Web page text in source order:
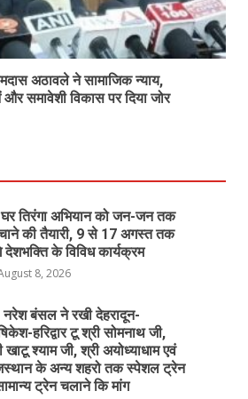
अठावले ने सामाजिक न्याय,
समावेशी विकास पर दिया जोर
तिरंगा अभियान को जन-जन तक
की तैयारी, 9 से 17 अगस्त तक
देशभक्ति के विविध कार्यक्रम
8, 2026
नरेश बंसल ने रखी देहरादून-
हरिद्वार टू श्री सोमनाथ जी,
खाटू श्याम जी, श्री अयोध्याधाम एवं
के अन्य शहरो तक स्पेशल ट्रेन
ट्रेन चलाने कि मांग